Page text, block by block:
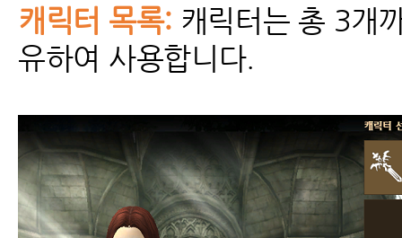
캐릭터 목록: 캐릭터는 총 3개
유하여 사용합니다.